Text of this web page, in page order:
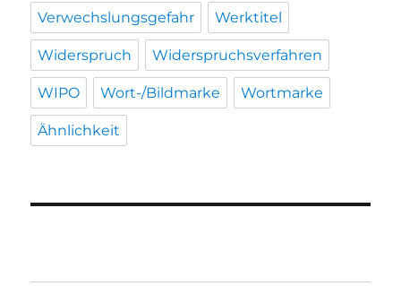
Verwechslungsgefahr Werktitel
Widerspruch Widerspruchsverfahren
WIPO Wort-/Bildmarke Wortmarke
Ähnlichkeit